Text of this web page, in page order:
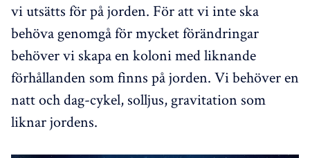
vi utsätts för på jorden. För att vi inte ska
behöva genomgå för mycket förändringar
behöver vi skapa en koloni med liknande
förhållanden som finns på jorden. Vi behöver en
natt och dag-cykel, solljus, gravitation som
liknar jordens.